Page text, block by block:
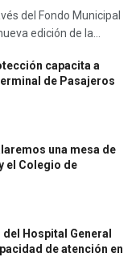
del Fondo Municipal
edición de la...
capacita a
de Pasajeros
una mesa de
el Colegio de
Hospital General
de atención en